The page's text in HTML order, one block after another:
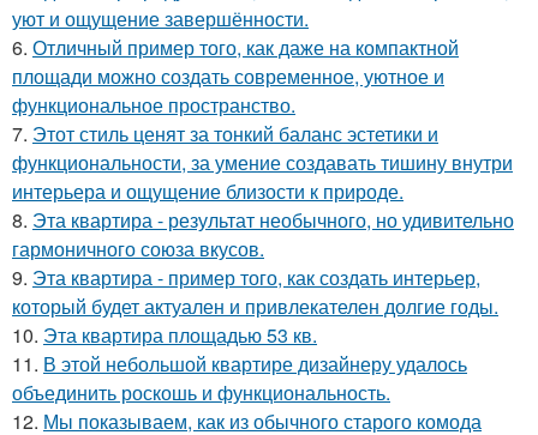
уют и ощущение завершённости.
6. Отличный пример того, как даже на компактной
площади можно создать современное, уютное и
функциональное пространство.
7. Этот стиль ценят за тонкий баланс эстетики и
функциональности, за умение создавать тишину внутри
интерьера и ощущение близости к природе.
8. Эта квартира - результат необычного, но удивительно
гармоничного союза вкусов.
9. Эта квартира - пример того, как создать интерьер,
который будет актуален и привлекателен долгие годы.
10. Эта квартира площадью 53 кв.
11. В этой небольшой квартире дизайнеру удалось
объединить роскошь и функциональность.
12. Мы показываем, как из обычного старого комода